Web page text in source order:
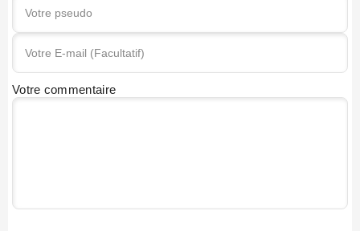
Votre commentaire